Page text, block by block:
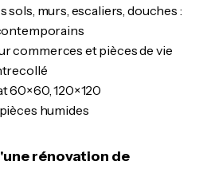
sols, murs, escaliers, douches :
commerces et pièces de vie
60×60, 120×120
humides
rénovation de